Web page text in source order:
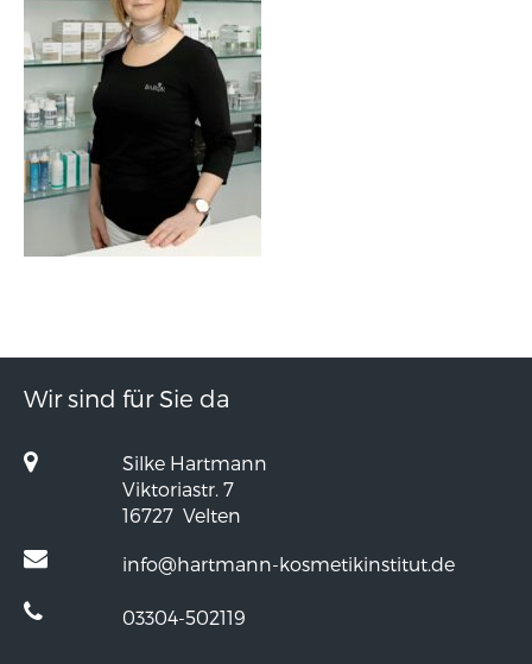
Wir sind für Sie da
Silke Hartmann
Viktoriastr. 7
16727 Velten
info@hartmann-kosmetikinstitut.de
03304-502119